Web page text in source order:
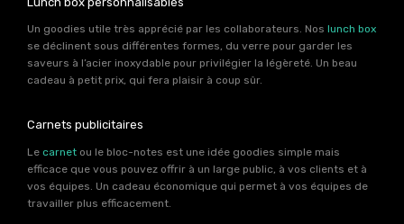
Un goodies utile très apprécié par les collaborateurs. Nos lunch box
se déclinent sous différentes formes, du verre pour garder les
saveurs à l’acier inoxydable pour privilégier la légèreté. Un beau
cadeau à petit prix, qui fera plaisir à coup sûr.
Carnets publicitaires
Le carnet ou le bloc-notes est une idée goodies simple mais
efficace que vous pouvez offrir à un large public, à vos clients et à
vos équipes. Un cadeau économique qui permet à vos équipes de
travailler plus efficacement.